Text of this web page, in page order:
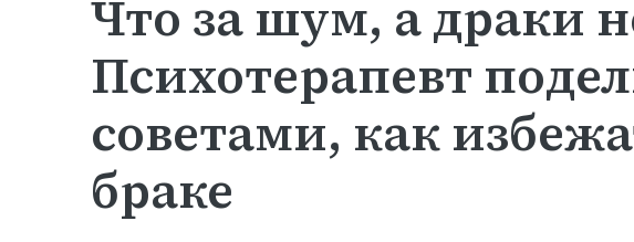
Что за шум, а драки
Психотерапевт
советами, как
браке